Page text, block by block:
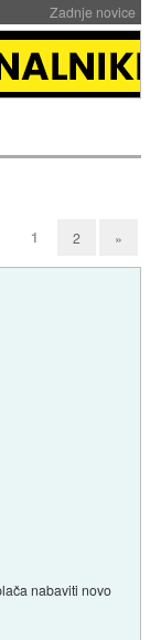
Zadnje novice
1 2 »
nabaviti novo